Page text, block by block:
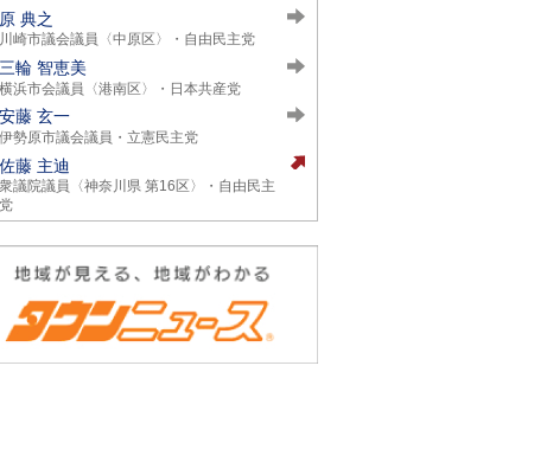
原 典之
川崎市議会議員〈中原区〉・自由民主党
三輪 智恵美
横浜市会議員〈港南区〉・日本共産党
安藤 玄一
伊勢原市議会議員・立憲民主党
佐藤 主迪
衆議院議員〈神奈川県 第16区〉・自由民主
党